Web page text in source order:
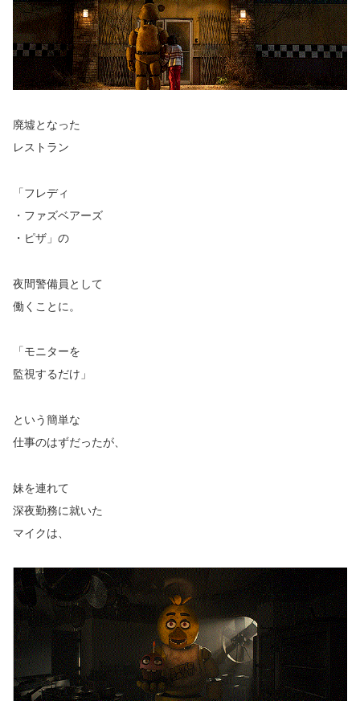
廃墟となった
レストラン
「フレディ
・ファズベアーズ
・ピザ」の
夜間警備員として
働くことに。
「モニターを
監視するだけ」
という簡単な
仕事のはずだったが、
妹を連れて
深夜勤務に就いた
マイクは、